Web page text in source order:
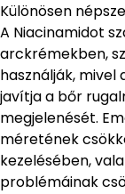
Különösen
A Niacinamidot
arckrémekben,
használják,
javítja a bőr
megjelenését.
méretének
kezelésében,
problémáinak